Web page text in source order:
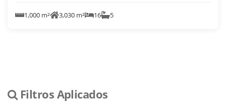
1,000 m² 3,030 m² 16 5
Filtros Aplicados